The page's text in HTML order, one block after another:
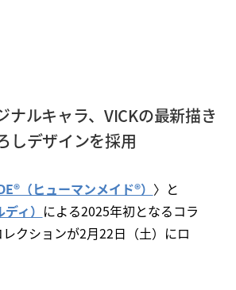
ナルキャラ、VICKの最新描き
しデザインを採用
（ヒューマンメイド®） 〉と
ィ） による2025年初となるコラ
クションが2月22日（土）にロ